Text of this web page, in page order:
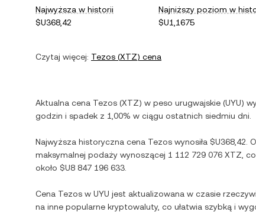
Najwyższa w historii
$U368,42
Najniższy poziom w
$U1,1675
Czytaj więcej: Tezos (XTZ) cena
Aktualna cena Tezos (XTZ) w peso urugwajskie (UYU)
godzin i spadek z 1,00% w ciągu ostatnich siedmiu dni.
Najwyższa historyczna cena Tezos wynosiła $U368,42 .
maksymalnej podaży wynoszącej 1 112 729 076 XTZ ,
około $U8 847 196 633
Cena Tezos w UYU jest aktualizowana w czasie
na inne popularne kryptowaluty, co ułatwia szybką i